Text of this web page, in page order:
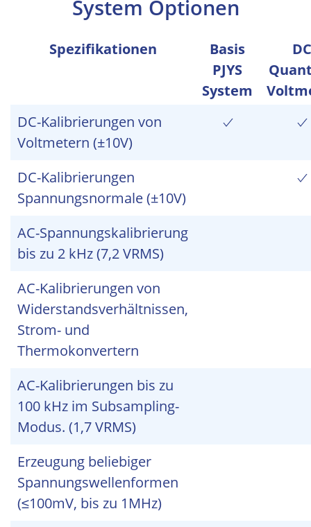
System Optionen
Spezifikationen
Basis
PJYS
System
DC
DC-Kalibrierungen von
Voltmetern (±10V)
DC-Kalibrierungen
Spannungsnormale (±10V)
AC-Spannungskalibrierung
bis zu 2 kHz (7,2 VRMS)
AC-Kalibrierungen von
Widerstandsverhältnissen,
Strom- und
Thermokonvertern
AC-Kalibrierungen bis zu
100 kHz im Subsampling-
Modus. (1,7 VRMS)
Erzeugung beliebiger
Spannungswellenformen
(≤100mV, bis zu 1MHz)